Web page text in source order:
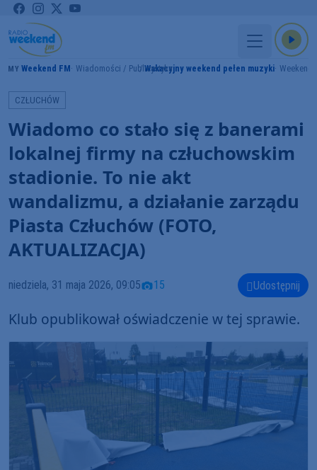
Weekend FM Wiadomości / PublicystykaWakacyjny weekend pełen muzyki Weekend
CZŁUCHÓW
Wiadomo co stało się z banerami
lokalnej firmy na człuchowskim
stadionie. To nie akt
wandalizmu, a działanie zarządu
Piasta Człuchów (FOTO,
AKTUALIZACJA)
niedziela, 31 maja 2026, 09:05 15 Udostępnij
Klub opublikował oświadczenie w tej sprawie.